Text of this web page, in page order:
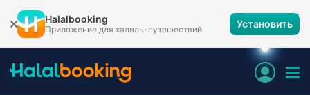
Halalbooking
Приложение для халяль-путешествий Установить